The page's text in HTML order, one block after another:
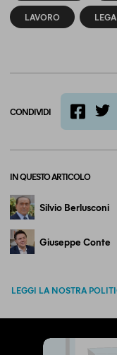
LAVORO LEGA
CONDIVIDI
IN QUESTO ARTICOLO
Silvio Berlusconi
Giuseppe Conte
LEGGI LA NOSTRA